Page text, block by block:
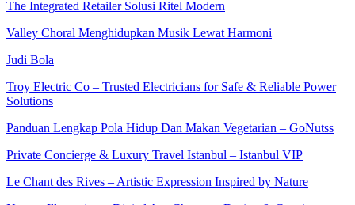
The Integrated Retailer Solusi Ritel Modern
Valley Choral Menghidupkan Musik Lewat Harmoni
Judi Bola
Troy Electric Co – Trusted Electricians for Safe & Reliable Power
Solutions
Panduan Lengkap Pola Hidup Dan Makan Vegetarian – GoNutss
Private Concierge & Luxury Travel Istanbul – Istanbul VIP
Le Chant des Rives – Artistic Expression Inspired by Nature